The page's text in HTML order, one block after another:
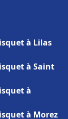
à Lilas
à Saint
à
à Morez